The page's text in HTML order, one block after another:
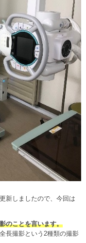
新しましたので、今回は
のことを言います。
長撮影という2種類の撮影